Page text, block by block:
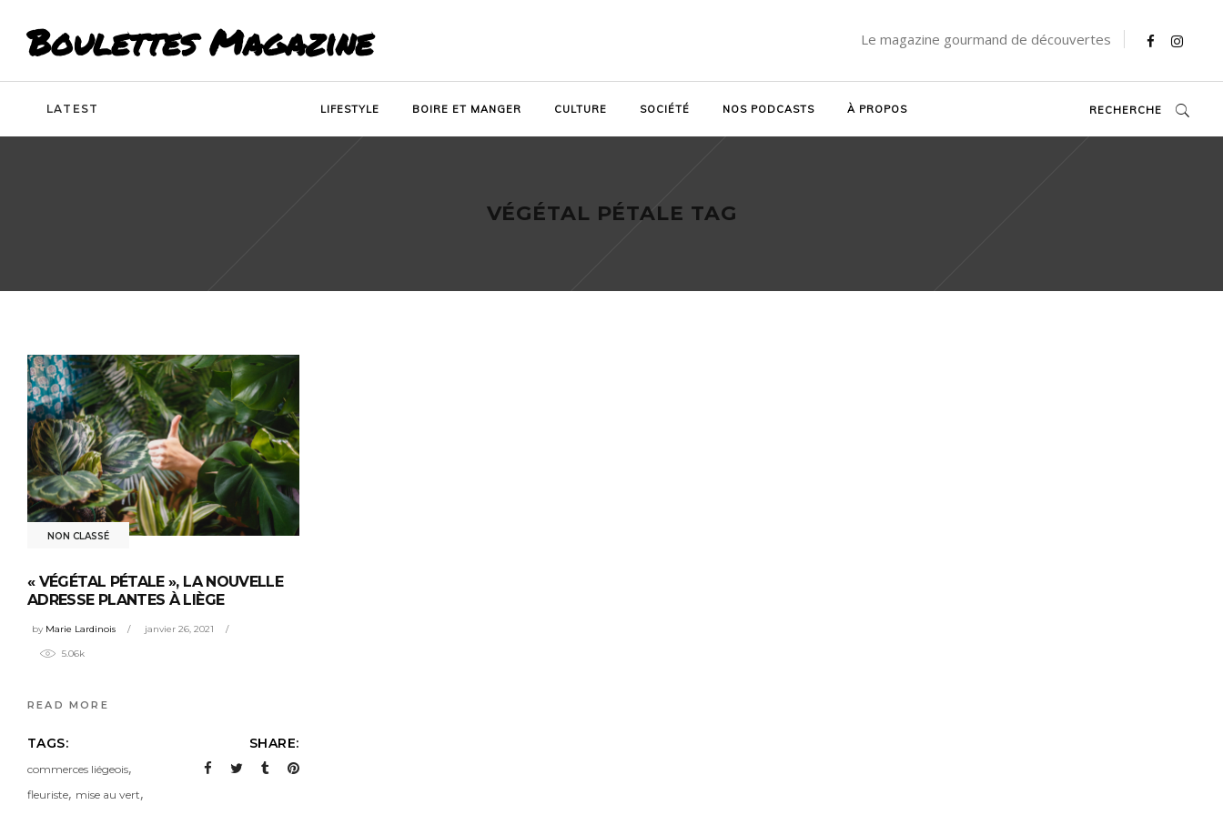
Boulettes Magazine Le magazine gourmand de découvertes
LATEST LIFESTYLE BOIRE ET MANGER CULTURE SOCIÉTÉ NOS PODCASTS À PROPOS RECHERCHE
VÉGÉTAL PÉTALE TAG
NON CLASSÉ
« VÉGÉTAL PÉTALE », LA NOUVELLE
ADRESSE PLANTES À LIÈGE
by Marie Lardinois janvier 26, 2021
5.06k
READ MORE
TAGS:
commerces liégeois,
fleuriste, mise au vert,
SHARE: